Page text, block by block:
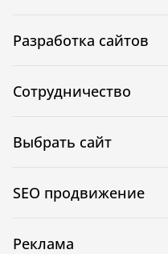
Разработка сайтов
Сотрудничество
Выбрать сайт
SEO продвижение
Реклама